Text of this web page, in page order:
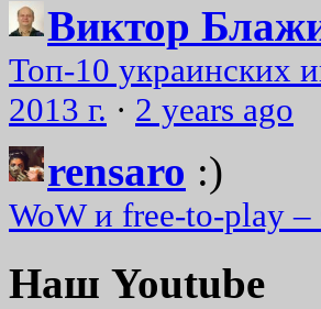
Виктор
Топ-10 украинских
2013 г. · 2 years ago
rensaro :)
WoW и free-to-play –
Наш Youtube